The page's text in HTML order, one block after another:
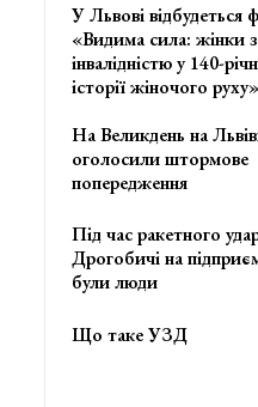
У Львові відбудеться
«Видима сила: жінки з
інвалідністю у 140-
історії жіночого руху»
На Великдень на
оголосили штормове
попередження
Під час ракетного
Дрогобичі на
були люди
Що таке УЗД